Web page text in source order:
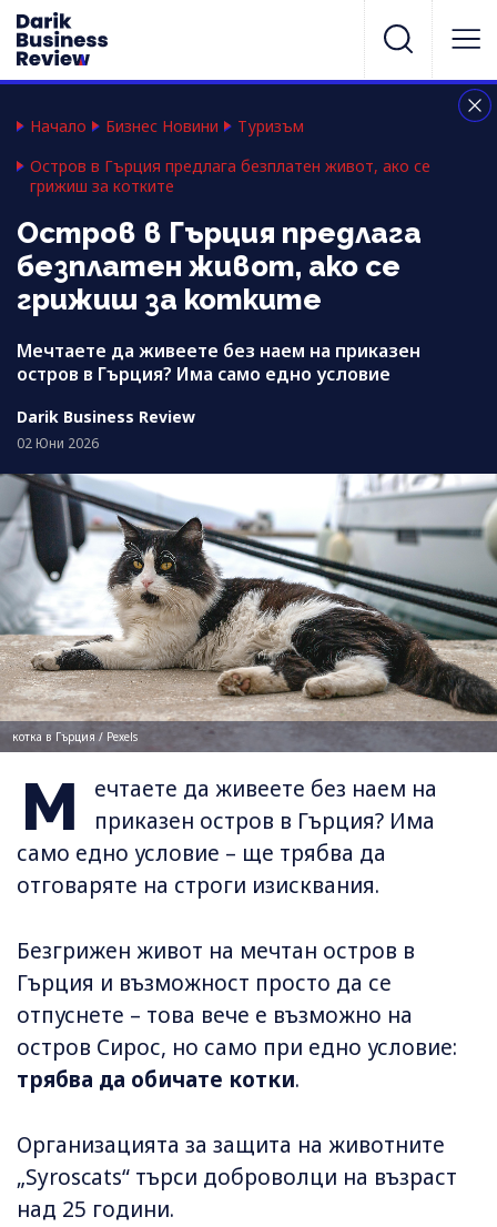
Начало Бизнес Новини
Туризъм
Остров в Гърция предлага безплатен живот, ако се
грижиш за котките
Остров в Гърция предлага
безплатен живот, ако се
грижиш за котките
Мечтаете да живеете без наем на приказен
остров в Гърция? Има само едно условие
Darik Business Review
02 Юни 2026
котка в Гърция / Pexels
М
ечтаете да живеете без наем на
приказен остров в Гърция? Има
само едно условие – ще трябва да
отговаряте на строги изисквания.
Безгрижен живот на мечтан остров в
Гърция и възможност просто да се
отпуснете – това вече е възможно на
остров Сирос, но само при едно условие:
трябва да обичате котки.
Организацията за защита на животните
„Syroscats“ търси доброволци на възраст
над 25 години.